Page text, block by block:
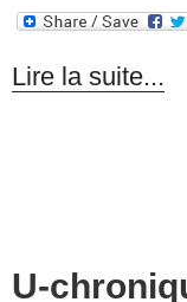
Lire la suite...
U-